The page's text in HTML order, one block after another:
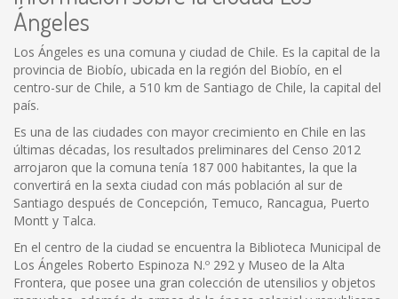
Ángeles
Los Ángeles es una comuna y ciudad de Chile. Es la capital de la
provincia de Biobío, ubicada en la región del Biobío, en el
centro-sur de Chile, a 510 km de Santiago de Chile, la capital del
país.
Es una de las ciudades con mayor crecimiento en Chile en las
últimas décadas, los resultados preliminares del Censo 2012
arrojaron que la comuna tenía 187 000 habitantes, la que la
convertirá en la sexta ciudad con más población al sur de
Santiago después de Concepción, Temuco, Rancagua, Puerto
Montt y Talca.
En el centro de la ciudad se encuentra la Biblioteca Municipal de
Los Ángeles Roberto Espinoza N.º 292 y Museo de la Alta
Frontera, que posee una gran colección de utensilios y objetos